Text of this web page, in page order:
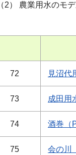
（2） 農業用水のモ
72 見沼代
73 成田用
74 酒巻（
75 会の川